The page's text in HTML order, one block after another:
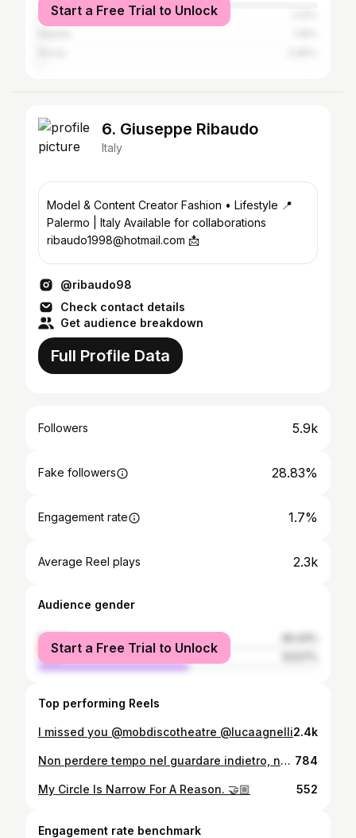
Catania
Start a Free Trial to Unlock
6. Giuseppe Ribaudo
Italy
Model & Content Creator Fashion • Lifestyle 📍
Palermo | Italy Available for collaborations
ribaudo1998@hotmail.com 📩
@ribaudo98
Check contact details
Get audience breakdown
Full Profile Data
Followers 5.9k
Fake followers 28.83%
Engagement rate 1.7%
Average Reel plays 2.3k
Audience gender
female
male
Start a Free Trial to Unlock
Top performing Reels
I missed you @mobdiscotheatre @lucaagnelli2.4k
Non perdere tempo nel guardare indietro, non è quella la direzione in cui stai andando. 🌃 784
My Circle Is Narrow For A Reason. 🤝🏼 552
Engagement rate benchmark